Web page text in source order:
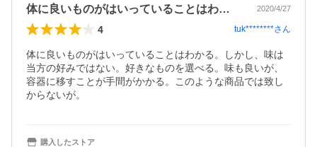
体に良いものがはいっていることはわかる… 2020/4/27
4 tuk********さん
体に良いものがはいっていることはわかる。しかし、味は
当方の好みではない。好きなものを選べる。味も良いが、
容器に移すことが手間がかかる。このような商品では致し
からないが。
購入したストア